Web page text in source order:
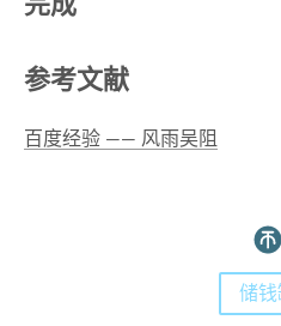
参考文献
百度经验 —— 风雨吴阻
储钱